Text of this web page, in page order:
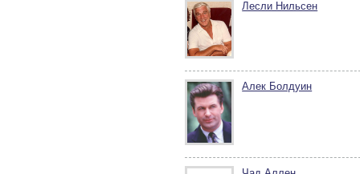
Лесли Нильсен
Алек Болдуин